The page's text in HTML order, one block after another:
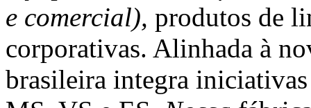
e comercial), produtos de
corporativas. Alinhada à
brasileira integra